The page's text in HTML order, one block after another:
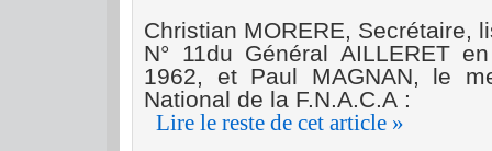
Christian MORERE, Secrétaire,
N° 11du Général AILLERET
1962, et Paul MAGNAN, le
National de la F.N.A.C.A :
Lire le reste de cet article »